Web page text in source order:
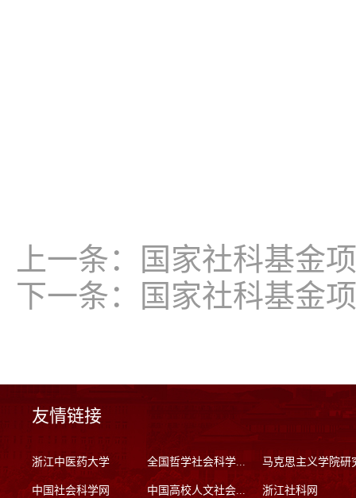
上一条：
国家社科基金
下一条：
国家社科基金
友情链接
浙江中医药大学 全国哲学社会科学... 马克思主义学院研
中国社会科学网 中国高校人文社会... 浙江社科网